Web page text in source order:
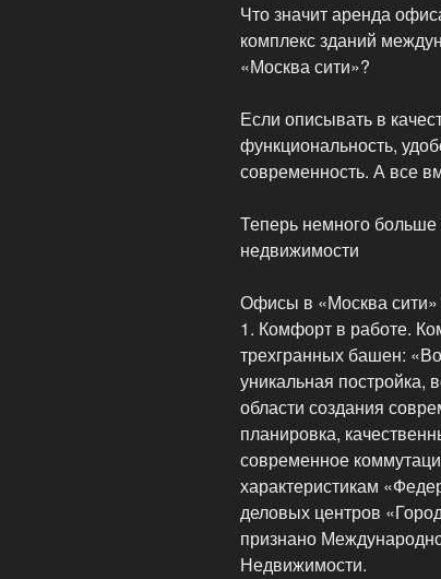
Что значит аренда
комплекс зданий
«Москва сити»?
Если описывать в
функциональность,
современность. А все
Теперь немного
недвижимости
Офисы в «Москва сити»
1. Комфорт в работе.
трехгранных башен:
уникальная постройка,
области создания
планировка,
современное
характеристикам
деловых центров
признано
Недвижимости.